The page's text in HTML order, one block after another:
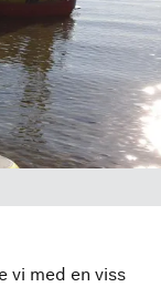
vi med en viss